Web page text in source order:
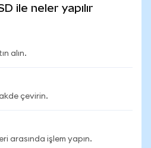
ile neler yapılır
alın.
çevirin.
arasında işlem yapın.